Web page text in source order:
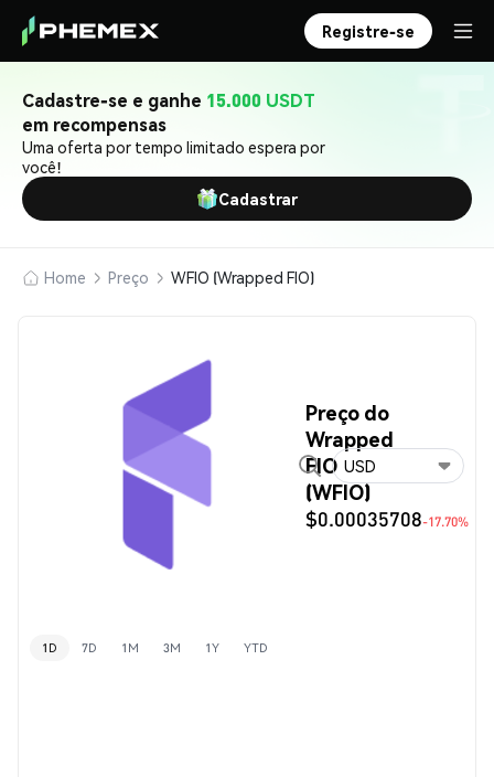
Registre-se
Cadastre-se e ganhe 15.000 USDT
em recompensas
Uma oferta por tempo limitado espera por
você!
Cadastrar
Home Preço WFIO (Wrapped FIO)
Preço do
Wrapped
FIO
(WFIO)
$0.00035708-17.70%
USD
1D 7D 1M 3M 1Y YTD